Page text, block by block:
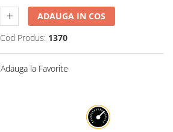
ADAUGA IN COS
Cod Produs: 1370
Adauga la Favorite